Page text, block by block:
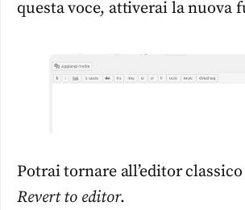
questa voce, attiverai la nuova
Potrai tornare all’editor
Revert to editor.